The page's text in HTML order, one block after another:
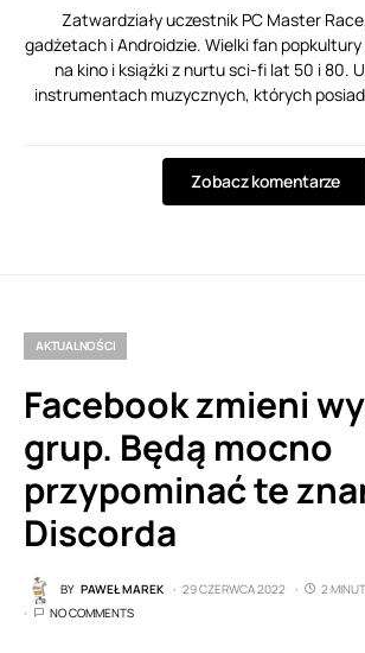
Zatwardziały uczestnik PC Master
gadżetach i Androidzie. Wielki fan
na kino i książki z nurtu sci-fi lat 50 i 80.
instrumentach muzycznych, których
Zobacz komentarze
AKTUALNOŚCI
Facebook zmieni
grup. Będą mocno
przypominać te
Discorda
BY PAWEŁ MAREK 29 CZERWCA 2022
2
NO COMMENTS